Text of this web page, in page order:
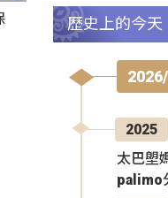
歷史上的今天
2025
太巴塱
palimo